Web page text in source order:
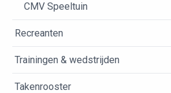
CMV Speeltuin
Recreanten
Trainingen & wedstrijden
Takenrooster